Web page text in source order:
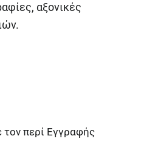
αξονικές
τον περί Εγγραφής